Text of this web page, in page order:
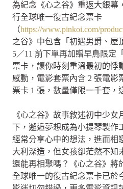
為紀念《心之谷》重返大銀幕
行全球唯一復古紀念票卡
（https://www.pinkoi.com/
之谷》中包含「初遇男爵、屋
5／11 前下單再加贈早鳥限定
票卡，讓你時刻重溫最初的悸
感動，電影套票內含 2 張電影
票卡 1 張，數量僅限一千套，
《心之谷》故事敘述初中少女
下，邂逅夢想成為小提琴製作
經常分享心中的想法，進而相
大利深造，但女孩卻茫然不知
還能再相聚嗎？《心之谷》將
全球唯一的復古紀念票卡已於